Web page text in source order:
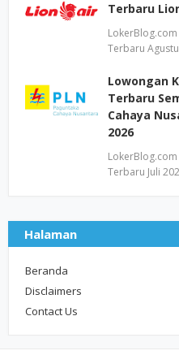
Terbaru
LokerBlog.com
Terbaru
Lowongan
Terbaru
Cahaya
2026
LokerBlog.com
Terbaru Juli
Halaman
Beranda
Disclaimers
Contact Us